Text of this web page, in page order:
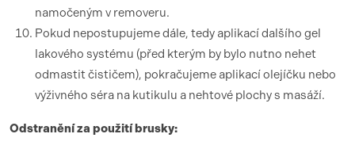
namočeným v removeru.
Pokud nepostupujeme dále, tedy aplikací dalšího gel
lakového systému (před kterým by bylo nutno nehet
odmastit čističem), pokračujeme aplikací olejíčku nebo
výživného séra na kutikulu a nehtové plochy s masáží.
Odstranění za použití brusky: